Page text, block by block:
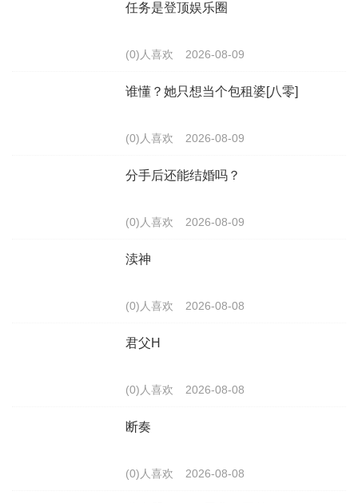
任务是登顶娱乐圈
(0)人喜欢 2026-08-09
谁懂？她只想当个包租婆[八零]
(0)人喜欢 2026-08-09
分手后还能结婚吗？
(0)人喜欢 2026-08-09
渎神
(0)人喜欢 2026-08-08
君父H
(0)人喜欢 2026-08-08
断奏
(0)人喜欢 2026-08-08